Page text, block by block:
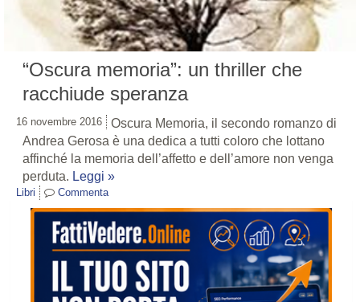
“Oscura memoria”: un thriller che
racchiude speranza
16 novembre 2016
Oscura Memoria, il secondo romanzo di
Andrea Gerosa è una dedica a tutti coloro che lottano
affinché la memoria dell’affetto e dell’amore non venga
perduta. Leggi »
Libri Commenta